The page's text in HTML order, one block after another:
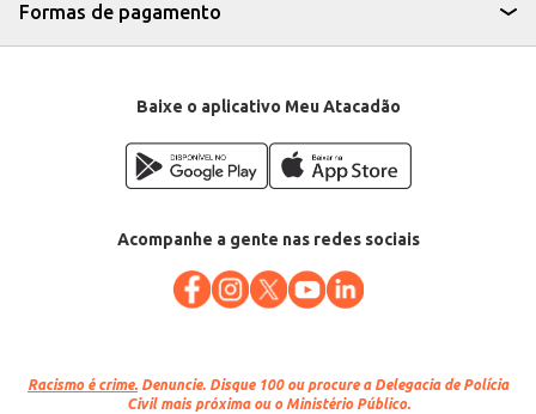
Formas de pagamento
Baixe o aplicativo Meu Atacadão
Acompanhe a gente nas redes sociais
Racismo é crime. Denuncie. Disque 100 ou procure a Delegacia de Polícia
Civil mais próxima ou o Ministério Público.